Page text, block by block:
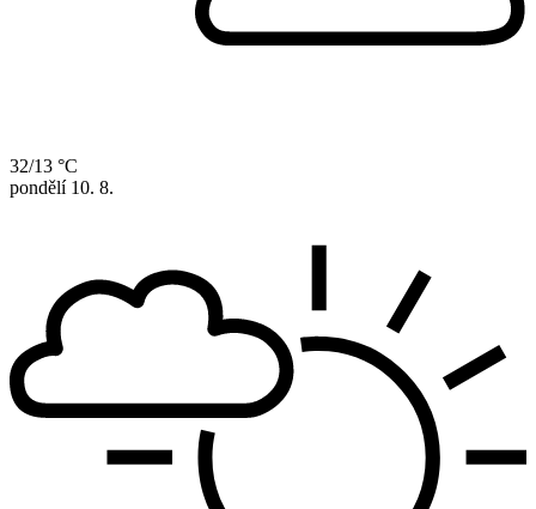
32/13 °C
pondělí 10. 8.